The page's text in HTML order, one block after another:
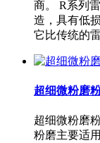
商。 R系列
造，具有低
它比传统的
超细微粉磨
超细微粉磨
粉磨主要适